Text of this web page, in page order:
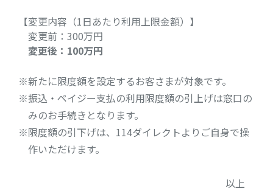
【変更内容（1日あたり利用上限金額）】
変更前：300万円
変更後：100万円
※新たに限度額を設定するお客さまが対象です。
※振込・ペイジー支払の利用限度額の引上げは窓口の
みのお手続きとなります。
※限度額の引下げは、114ダイレクトよりご自身で操
作いただけます。
以上